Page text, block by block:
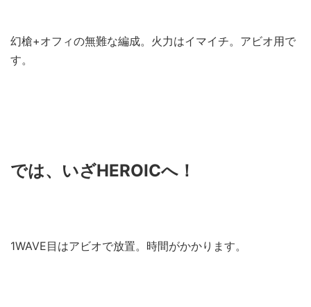
幻槍+オフィの無難な編成。火力はイマイチ。アビオ用で
す。
では、いざHEROICへ！
1WAVE目はアビオで放置。時間がかかります。